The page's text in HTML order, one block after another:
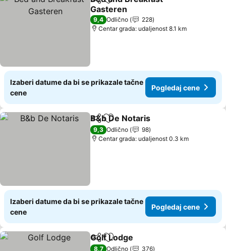
Deli Dodati u favorite
Gasteren
9,4 Odlično
228
Centar grada: udaljenost 8.1 km
Izaberi datume da bi se prikazale tačne
cene
Pogledaj cene
Deli Dodati u favorite
B&b De Notaris
9,3 Odlično
98
Centar grada: udaljenost 0.3 km
Izaberi datume da bi se prikazale tačne
cene
Pogledaj cene
Deli Dodati u favorite
Golf Lodge
8,7 Odlično
376